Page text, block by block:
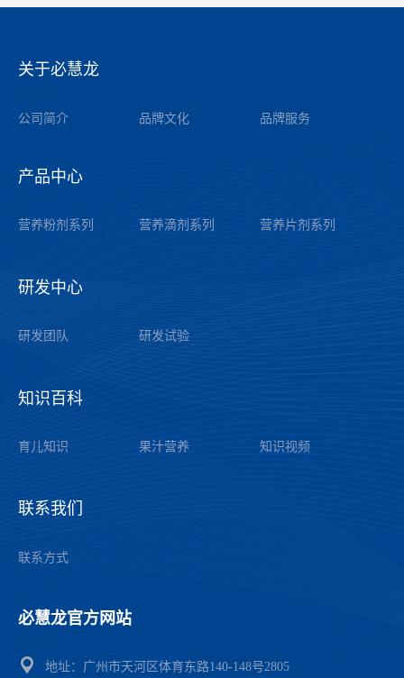
关于必慧龙
公司简介
品牌文化 品牌服务
产品中心
营养粉剂系列
营养滴剂系列 营养片剂系列
研发中心
研发团队
研发试验
知识百科
育儿知识
果汁营养 知识视频
联系我们
联系方式
必慧龙官方网站
地址：广州市天河区体育东路140-148号2805